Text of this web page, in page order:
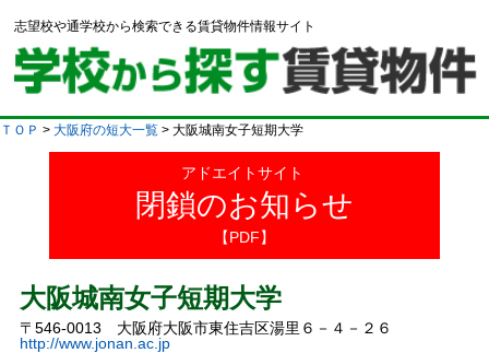
志望校や通学校から検索できる賃貸物件情報サイト
ＴＯＰ > 大阪府の短大一覧 > 大阪城南女子短期大学
アドエイトサイト
閉鎖のお知らせ
【PDF】
大阪城南女子短期大学
〒546-0013 大阪府大阪市東住吉区湯里６－４－２６
http://www.jonan.ac.jp